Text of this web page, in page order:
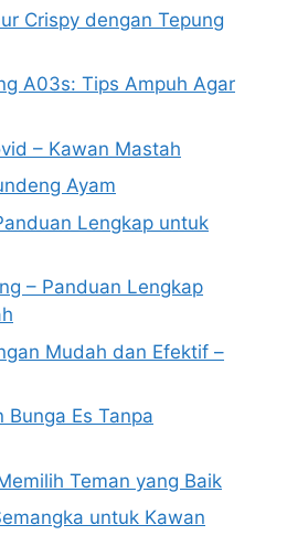
Crispy dengan Tepung
A03s: Tips Ampuh Agar
– Kawan Mastah
Ayam
Lengkap untuk
– Panduan Lengkap
Mudah dan Efektif –
Bunga Es Tanpa
Teman yang Baik
untuk Kawan